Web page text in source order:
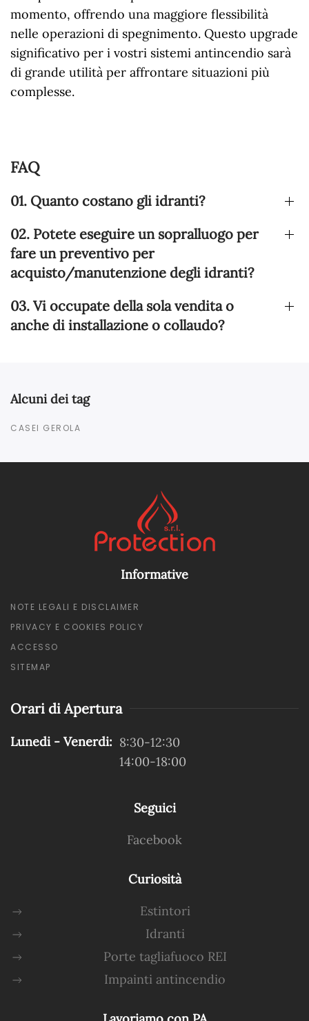
momento, offrendo una maggiore flessibilità
nelle operazioni di spegnimento. Questo upgrade
significativo per i vostri sistemi antincendio sarà
di grande utilità per affrontare situazioni più
complesse.
FAQ
01. Quanto costano gli idranti?
02. Potete eseguire un sopralluogo per
fare un preventivo per
acquisto/manutenzione degli idranti?
03. Vi occupate della sola vendita o
anche di installazione o collaudo?
Alcuni dei tag
CASEI GEROLA
Informative
NOTE LEGALI E DISCLAIMER
PRIVACY E COOKIES POLICY
ACCESSO
SITEMAP
Orari di Apertura
Lunedi - Venerdi: 8:30-12:30
14:00-18:00
Seguici
Facebook
Curiosità
Estintori
Idranti
Porte tagliafuoco REI
Impainti antincendio